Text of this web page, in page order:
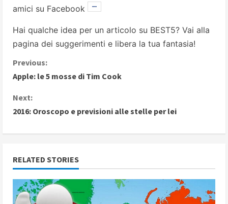
amici su Facebook
Hai qualche idea per un articolo su BEST5? Vai alla
pagina dei suggerimenti e libera la tua fantasia!
C
o
n
t
n
u
Previous:
Apple: le 5 mosse di Tim Cook
Next:
2016: Oroscopo e previsioni alle stelle per lei
RELATED STORIES